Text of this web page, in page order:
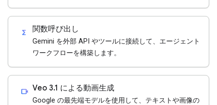
functions 関数呼び出し
Gemini を外部 API やツールに接続して、エージェント
ワークフローを構築します。
videocam Veo 3.1 による動画生成
Google の最先端モデルを使用して、テキストや画像の